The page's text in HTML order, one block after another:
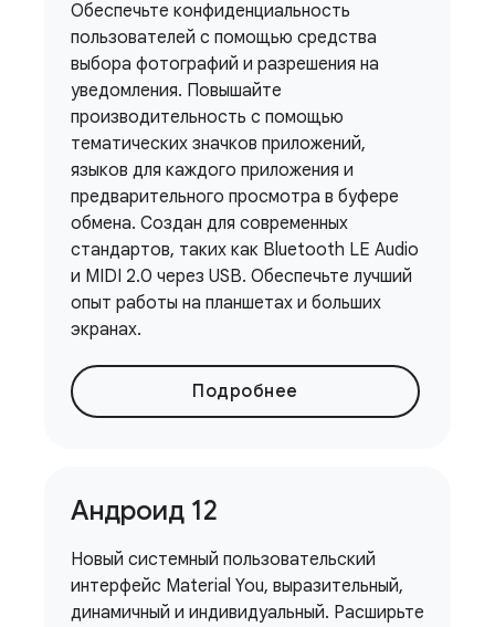
Обеспечьте конфиденциальность
пользователей с помощью средства
выбора фотографий и разрешения на
уведомления. Повышайте
производительность с помощью
тематических значков приложений,
языков для каждого приложения и
предварительного просмотра в буфере
обмена. Создан для современных
стандартов, таких как Bluetooth LE Audio
и MIDI 2.0 через USB. Обеспечьте лучший
опыт работы на планшетах и ​​больших
экранах.
Подробнее
Андроид 12
Новый системный пользовательский
интерфейс Material You, выразительный,
динамичный и индивидуальный. Расширьте